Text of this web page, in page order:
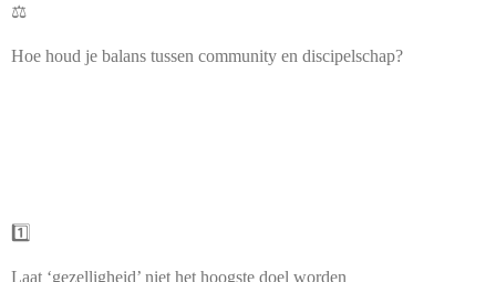
⚖️
Hoe houd je balans tussen community en discipelschap?
1️⃣
Laat ‘gezelligheid’ niet het hoogste doel worden